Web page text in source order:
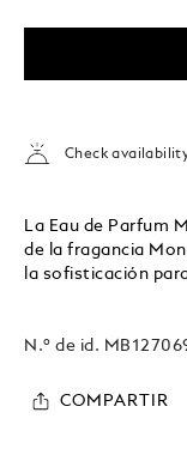
Check
La Eau de Parfum
de la fragancia
la sofisticación
N.º de id.
COMPARTIR